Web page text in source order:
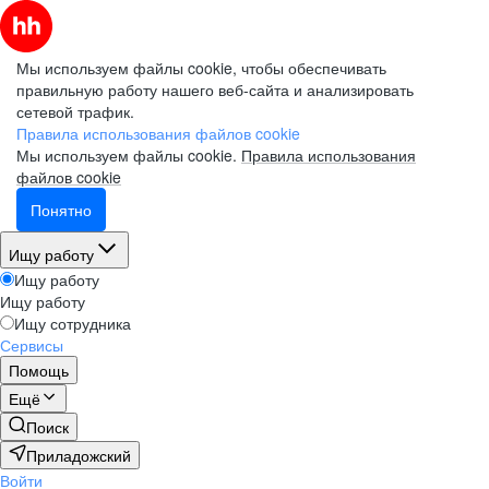
Мы используем файлы cookie, чтобы обеспечивать
правильную работу нашего веб-сайта и анализировать
сетевой трафик.
Правила использования файлов cookie
Мы используем файлы cookie. Правила использования
файлов cookie
Понятно
Ищу работу
Ищу работу
Ищу работу
Ищу сотрудника
Сервисы
Помощь
Ещё
Поиск
Приладожский
Войти